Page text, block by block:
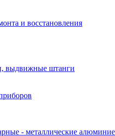
и восстановления
выдвижные штанги
- металлические